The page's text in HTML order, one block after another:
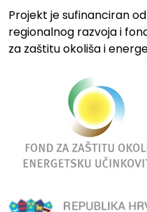
Projekt je sufinanciran
regionalnog razvoja i
za zaštitu okoliša i